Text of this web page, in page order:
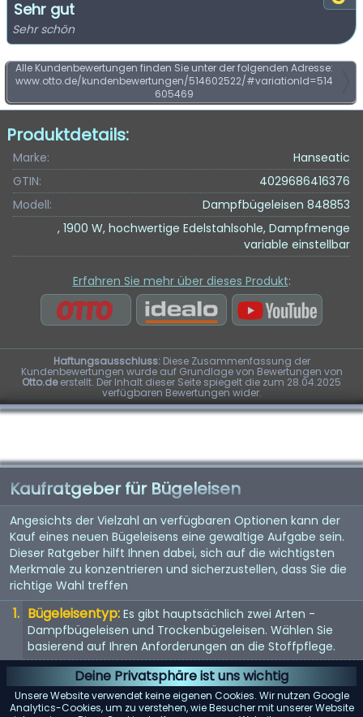
Deine Privatsphäre ist uns wichtig
Unsere Website verwendet keine eigenen Cookies. Wir nutzen Google
Analytics-Cookies, um zu verstehen, wie Besucher mit unserer Website
Sehr gut
Sehr schön
Alle Kundenbewertungen finden Sie unter der folgenden Adresse:
www.otto.de/kundenbewertungen/514602522/#variationId=514
605469
Produktdetails:
Marke:
Hanseatic
GTIN:
4029686416376
Modell:
Dampfbügeleisen 848853
, 1900 W, hochwertige Edelstahlsohle, Dampfmenge
variable einstellbar
Erfahren Sie mehr über dieses Produkt:
Haftungsausschluss:Diese Zusammenfassung der
Kundenbewertungen wurde auf Grundlage von Bewertungen von
Otto.deerstellt. Der Inhalt dieser Seite spiegelt die zum 28.04.2025
verfügbaren Bewertungen wider.
Kaufratgeber für Bügeleisen
Angesichts der Vielzahl an verfügbaren Optionen kann der
Kauf eines neuen Bügeleisens eine gewaltige Aufgabe sein.
Dieser Ratgeber hilft Ihnen dabei, sich auf die wichtigsten
Merkmale zu konzentrieren und sicherzustellen, dass Sie die
richtige Wahl treffen
Bügeleisentyp: Es gibt hauptsächlich zwei Arten -
Dampfbügeleisen und Trockenbügeleisen. Wählen Sie
basierend auf Ihren Anforderungen an die Stoffpflege.
Material der Bügelsohle: Die Bügelsohle ist die Basis des
Bügeleisens. Antihaftbeschichtung, Edelstahl und Keramik
sind gängige Materialien. Jedes bietet unterschiedliche